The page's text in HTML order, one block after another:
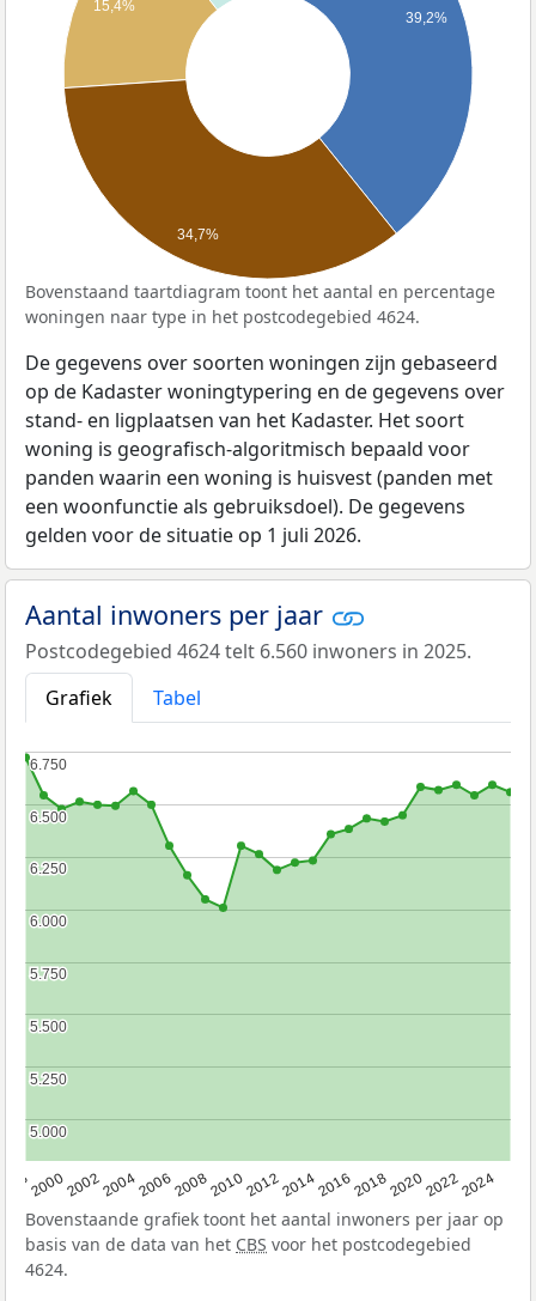
39,2%
15,4%
34,7%
Bovenstaand taartdiagram toont het aantal en percentage
woningen naar type in het postcodegebied 4624.
De gegevens over soorten woningen zijn gebaseerd
op de Kadaster woningtypering en de gegevens over
stand- en ligplaatsen van het Kadaster. Het soort
woning is geografisch-algoritmisch bepaald voor
panden waarin een woning is huisvest (panden met
een woonfunctie als gebruiksdoel). De gegevens
gelden voor de situatie op 1 juli 2026.
Aantal inwoners per jaar
Postcodegebied 4624 telt 6.560 inwoners in 2025.
Grafiek
Tabel
2000200220042006200820102012201420162018202020222024
5.000
5.000
5.250
5.250
5.500
5.500
5.750
5.750
6.000
6.000
6.250
6.250
6.500
6.500
6.750
6.750
Bovenstaande grafiek toont het aantal inwoners per jaar op
basis van de data van het CBS voor het postcodegebied
4624.